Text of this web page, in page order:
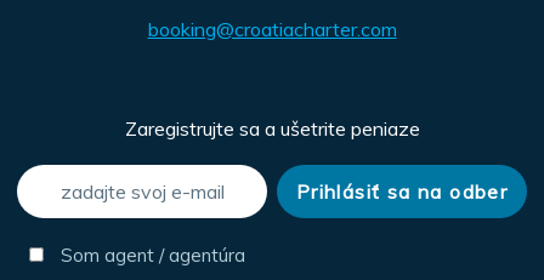
booking@croatiacharter.com
Zaregistrujte sa a ušetrite peniaze
Som agent / agentúra